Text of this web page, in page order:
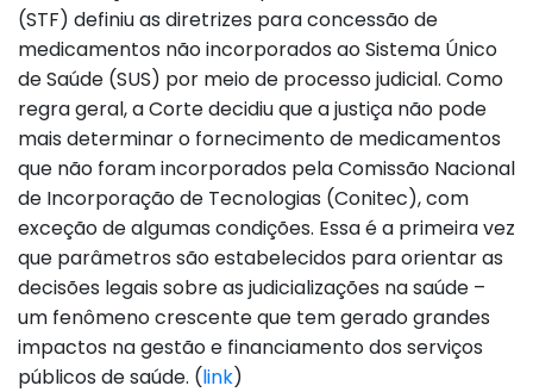
(STF) definiu as diretrizes para concessão de
medicamentos não incorporados ao Sistema Único
de Saúde (SUS) por meio de processo judicial. Como
regra geral, a Corte decidiu que a justiça não pode
mais determinar o fornecimento de medicamentos
que não foram incorporados pela Comissão Nacional
de Incorporação de Tecnologias (Conitec), com
exceção de algumas condições. Essa é a primeira vez
que parâmetros são estabelecidos para orientar as
decisões legais sobre as judicializações na saúde –
um fenômeno crescente que tem gerado grandes
impactos na gestão e financiamento dos serviços
públicos de saúde. (link)